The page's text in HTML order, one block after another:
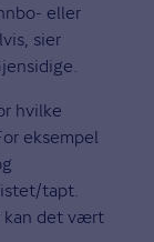
eller
sier
hvilke
eksempel
tapt.
kan det vært